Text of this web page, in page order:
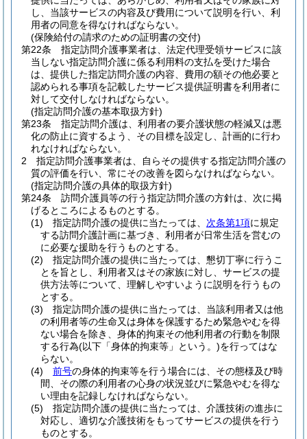
し、当該サービスの内容及び費用について説明を行い、利
用者の同意を得なければならない。
(保険給付の請求のための証明書の交付)
第22条
指定訪問介護事業者は、法定代理受領サービスに該
当しない指定訪問介護に係る利用料の支払を受けた場合
は、提供した指定訪問介護の内容、費用の額その他必要と
認められる事項を記載したサービス提供証明書を利用者に
対して交付しなければならない。
(指定訪問介護の基本取扱方針)
第23条
指定訪問介護は、利用者の要介護状態の軽減又は悪
化の防止に資するよう、その目標を設定し、計画的に行わ
れなければならない。
2
指定訪問介護事業者は、自らその提供する指定訪問介護の
質の評価を行い、常にその改善を図らなければならない。
(指定訪問介護の具体的取扱方針)
第24条
訪問介護員等の行う指定訪問介護の方針は、次に掲
げるところによるものとする。
(1)
指定訪問介護の提供に当たっては、 次条第1項に規定
する訪問介護計画に基づき、利用者が日常生活を営むの
に必要な援助を行うものとする。
(2)
指定訪問介護の提供に当たっては、懇切丁寧に行うこ
とを旨とし、利用者又はその家族に対し、サービスの提
供方法等について、理解しやすいように説明を行うもの
とする。
(3)
指定訪問介護の提供に当たっては、当該利用者又は他
の利用者等の生命又は身体を保護するため緊急やむを得
ない場合を除き、身体的拘束その他利用者の行動を制限
する行為(以下「身体的拘束等」という。)を行ってはな
らない。
(4)
前号の身体的拘束等を行う場合には、その態様及び時
間、その際の利用者の心身の状況並びに緊急やむを得な
い理由を記録しなければならない。
(5)
指定訪問介護の提供に当たっては、介護技術の進歩に
対応し、適切な介護技術をもってサービスの提供を行う
ものとする。